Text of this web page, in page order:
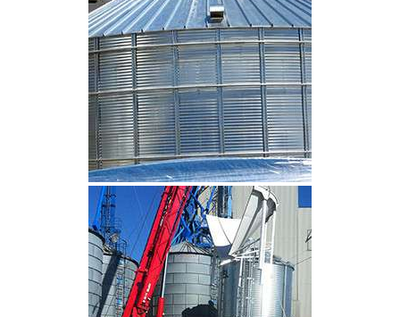
CLIQUEZ POUR AGRANDIR